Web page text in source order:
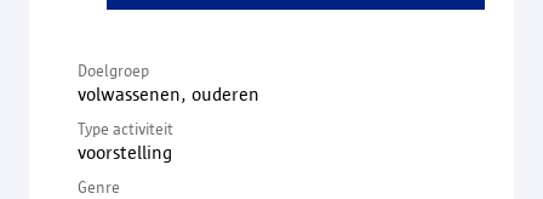
Doelgroep
volwassenen, ouderen
Type activiteit
voorstelling
Genre